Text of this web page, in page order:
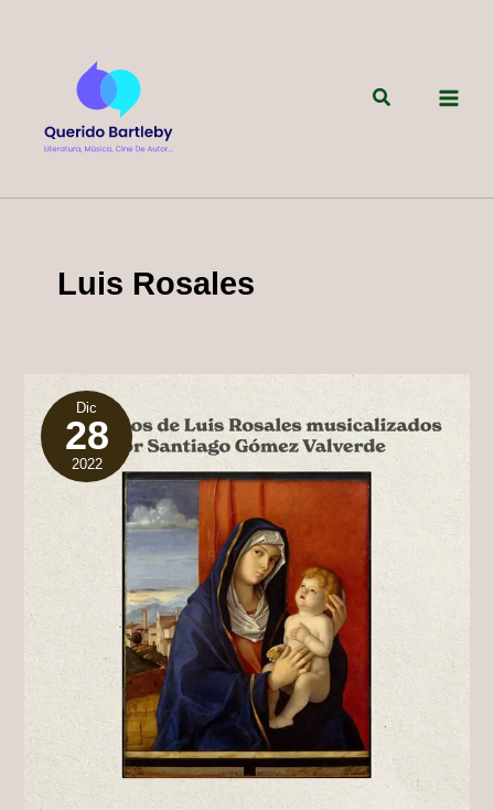
Buscar
Luis Rosales
Dic
28
2022